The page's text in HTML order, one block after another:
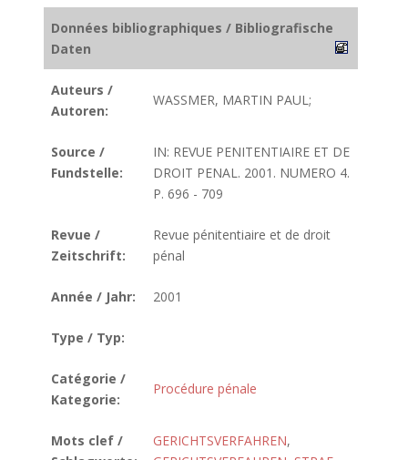
Données bibliographiques / Bibliografische
Daten
Auteurs /
Autoren:
WASSMER, MARTIN PAUL;
Source /
Fundstelle:
IN: REVUE PENITENTIAIRE ET DE
DROIT PENAL. 2001. NUMERO 4.
P. 696 - 709
Revue /
Zeitschrift:
Revue pénitentiaire et de droit
pénal
Année / Jahr: 2001
Type / Typ:
Catégorie /
Kategorie:
Procédure pénale
Mots clef /
GERICHTSVERFAHREN,